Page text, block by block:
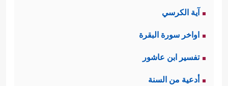
آية الكرسي
اواخر سورة البقرة
تفسير ابن عاشور
أدعية من السنة